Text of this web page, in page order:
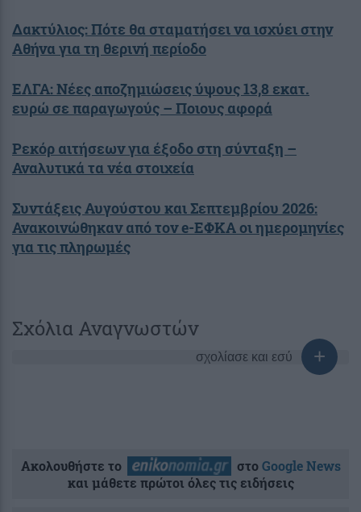
Δακτύλιος: Πότε θα σταματήσει να ισχύει στην
Αθήνα για τη θερινή περίοδο
ΕΛΓΑ: Νέες αποζημιώσεις ύψους 13,8 εκατ.
ευρώ σε παραγωγούς – Ποιους αφορά
Ρεκόρ αιτήσεων για έξοδο στη σύνταξη –
Αναλυτικά τα νέα στοιχεία
Συντάξεις Αυγούστου και Σεπτεμβρίου 2026:
Ανακοινώθηκαν από τον e-ΕΦΚΑ οι ημερομηνίες
για τις πληρωμές
Σχόλια Αναγνωστών
σχολίασε και εσύ
Ακολουθήστε το στοGoogle News
και μάθετε πρώτοι όλες τις ειδήσεις